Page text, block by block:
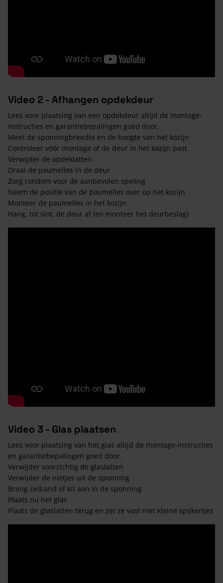
Video 2 - Afhangen opdekdeur
Lees voor plaatsing van een opdekdeur altijd de montage-
instructies en garantiebepalingen goed door.
Meet de sponningbreedte en de hoogte van het kozijn
Controleer vóór montage of de deur in het kozijn past
Verwijder de opdeklatten
Draai de paumelles in de deur
Zorg rondom voor de aanbevolen speling
Neem de positie van de paumelles over op het kozijn
Monteer de paumelles in het kozijn
Hang, tot slot, de deur af (en monteer het deurbeslag)
Video 3 - Glas plaatsen
Lees voor plaatsing van het glas altijd de montage-instructies
en garantiebepalingen goed door.
Verwijder voorzichtig de glaslatten
Verwijder de nietjes uit de sponning
Breng celband of kit aan in de sponning
Plaats nu het glas
Plaats de glaslatten terug en zet ze vast met kleine spijkertjes